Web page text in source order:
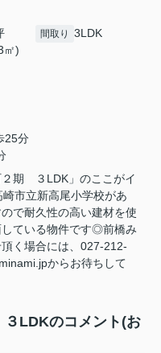
㎡)
間取り 3LDK
25分
２期 ３LDK」のここがイ
市立新高尾小学校があ
で耐久性の高い建材を使
ている物件です◎前橋み
く場合には、027-212-
からお待ちして
LDKのコメント(お